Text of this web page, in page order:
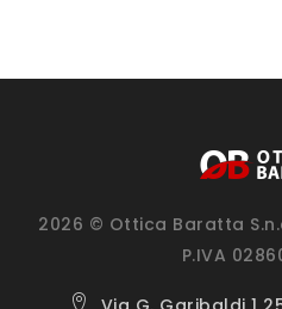
2026 © Ottica Baratta
P.IVA